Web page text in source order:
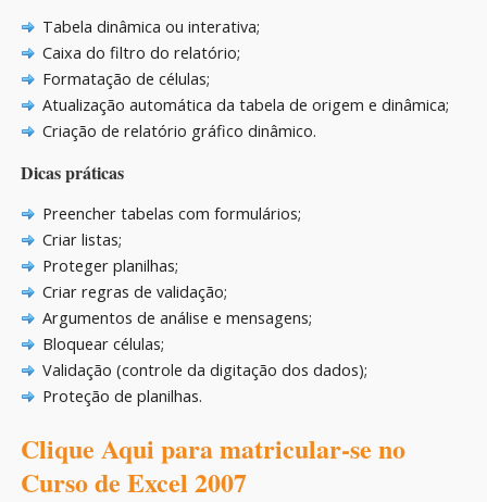
Tabela dinâmica ou interativa;
Caixa do filtro do relatório;
Formatação de células;
Atualização automática da tabela de origem e dinâmica;
Criação de relatório gráfico dinâmico.
Dicas práticas
Preencher tabelas com formulários;
Criar listas;
Proteger planilhas;
Criar regras de validação;
Argumentos de análise e mensagens;
Bloquear células;
Validação (controle da digitação dos dados);
Proteção de planilhas.
Clique Aqui para matricular-se no
Curso de Excel 2007